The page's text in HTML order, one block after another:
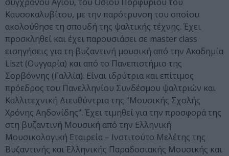
Καυσοκαλυβίτου, με την παρότρυνση του οποίου
ακολούθησε τη σπουδή της ψαλτικής τέχνης. Έχει
προσκληθεί και έχει παρουσιάσει σε master class
εισηγήσεις για τη βυζαντινή μουσική από την Ακαδημία
Liszt (Ουγγαρία) και από το Πανεπιστήμιο της
Σορβόννης (Γαλλία). Είναι ιδρύτρια και επίτιμος
πρόεδρος του Πανελληνίου Συνδέσμου ψαλτριών και
Καλλιτεχνική Διευθύντρια της “Μουσικής Σχολής
Χρόνης Αηδονίδης”. Έχει τιμηθεί για την προσφορά της
στη βυζαντινή Μουσική από την Ελληνική
Μουσικολογική Εταιρεία – Ινστιτούτο Μελέτης της
Βυζαντινής και Ελληνικής Παραδοσιακής Μουσικής και